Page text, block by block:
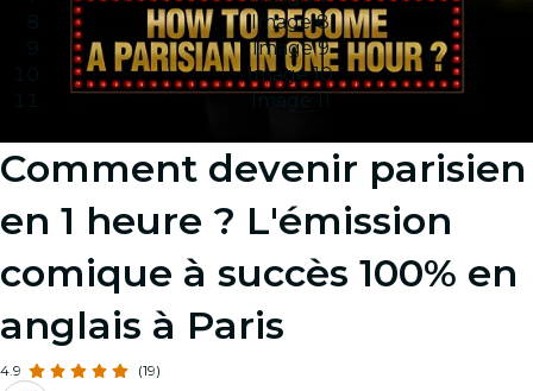
Image 8
Image 9
Image 10
Image 11
Comment devenir parisien
en 1 heure ? L'émission
comique à succès 100% en
anglais à Paris
4.9 (19)